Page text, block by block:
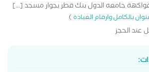
جامعه الدول بنك قطر بجوار مسجد [...]
بالكامل وارقام العيادة)
عند الحجز